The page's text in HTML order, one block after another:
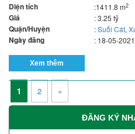
Diện tích :1411.8 m2
Giá : 3.25 tỷ
Quận/Huyện :Suối Cát,
Ngày đăng : 18-05-2021
Xem thêm
1 2 »
ĐĂNG KÝ